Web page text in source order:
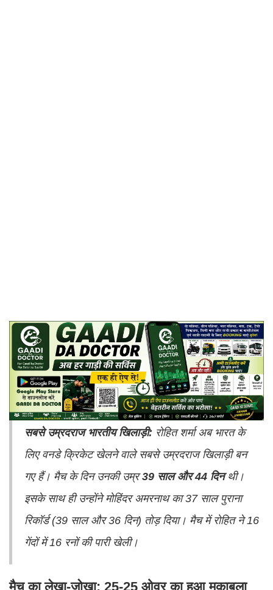
सबसे उम्रदराज भारतीय खिलाड़ी: रोहित शर्मा अब भारत के
लिए वनडे क्रिकेट खेलने वाले सबसे उम्रदराज खिलाड़ी बन
गए हैं। मैच के दिन उनकी उम्र39 साल और 44 दिनथी।
इसके साथ ही उन्होंने मोहिंदर अमरनाथ का 37 साल पुराना
रिकॉर्ड (39 साल और 36 दिन) तोड़ दिया। मैच में रोहित ने 16
गेंदों में 16 रनों की पारी खेली।
मैच का लेखा-जोखा: 25-25 ओवर का हुआ मुकाबला